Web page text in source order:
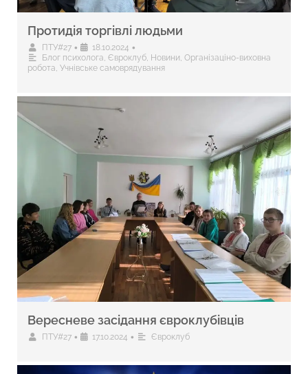
Протидія торгівлі людьми
ПТУ#27 • 18.10.2024 •
Блог психолога, Євроклуб, Новини, Організаціно-виховна
робота, Учнівське самоврядування
Вересневе засідання євроклубівців
ПТУ#27 • 17.10.2024 • Євроклуб